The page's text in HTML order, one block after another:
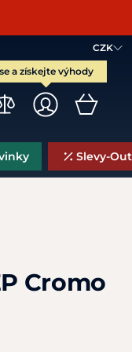
CZK
a získejte výhody
Slevy-
Cromo